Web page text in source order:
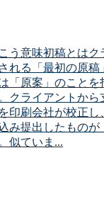
う意味初稿とはク
れる「最初の原稿
「原案」のことを
クライアントから
印刷会社が校正し
み提出したものが
似ていま...